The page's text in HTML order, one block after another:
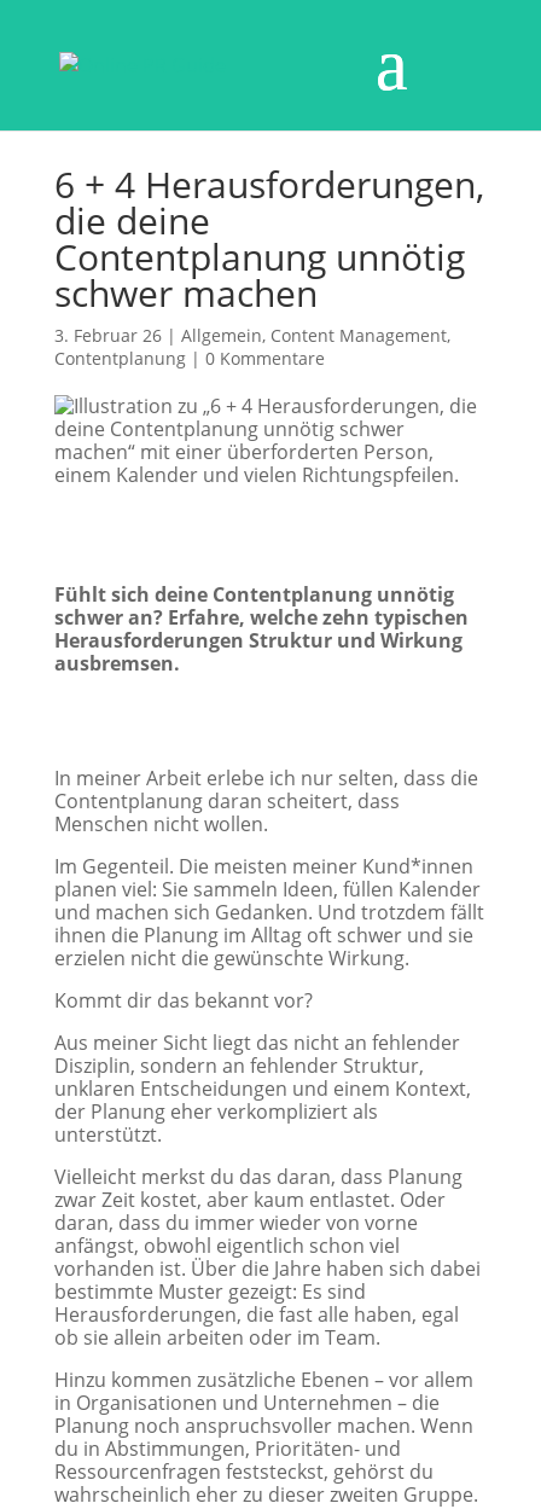
6 + 4 Herausforderungen,
die deine
Contentplanung unnötig
schwer machen
3. Februar 26| Allgemein, Content Management,
Contentplanung| 0 Kommentare
Fühlt sich deine Contentplanung unnötig
schwer an? Erfahre, welche zehn typischen
Herausforderungen Struktur und Wirkung
ausbremsen.
In meiner Arbeit erlebe ich nur selten, dass die
Contentplanung daran scheitert, dass
Menschen nicht wollen.
Im Gegenteil. Die meisten meiner Kund*innen
planen viel: Sie sammeln Ideen, füllen Kalender
und machen sich Gedanken. Und trotzdem fällt
ihnen die Planung im Alltag oft schwer und sie
erzielen nicht die gewünschte Wirkung.
Kommt dir das bekannt vor?
Aus meiner Sicht liegt das nicht an fehlender
Disziplin, sondern an fehlender Struktur,
unklaren Entscheidungen und einem Kontext,
der Planung eher verkompliziert als
unterstützt.
Vielleicht merkst du das daran, dass Planung
zwar Zeit kostet, aber kaum entlastet. Oder
daran, dass du immer wieder von vorne
anfängst, obwohl eigentlich schon viel
vorhanden ist. Über die Jahre haben sich dabei
bestimmte Muster gezeigt: Es sind
Herausforderungen, die fast alle haben, egal
ob sie allein arbeiten oder im Team.
Hinzu kommen zusätzliche Ebenen – vor allem
in Organisationen und Unternehmen – die
Planung noch anspruchsvoller machen. Wenn
du in Abstimmungen, Prioritäten- und
Ressourcenfragen feststeckst, gehörst du
wahrscheinlich eher zu dieser zweiten Gruppe.